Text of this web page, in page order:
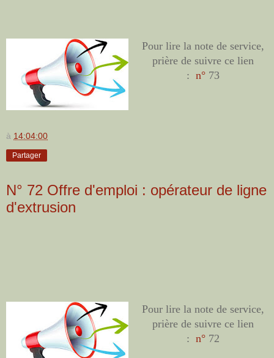
Pour lire la note de service,
prière de suivre ce lien
: n° 73
à 14:04:00
Partager
N° 72 Offre d'emploi : opérateur de ligne
d'extrusion
Pour lire la note de service,
prière de suivre ce lien
: n° 72